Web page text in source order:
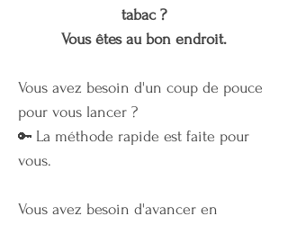
tabac ?
Vous êtes au bon endroit.
Vous avez besoin d'un coup de pouce
pour vous lancer ?
🔑 La méthode rapide est faite pour
vous.
Vous avez besoin d'avancer en